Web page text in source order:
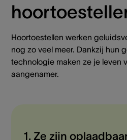
Hoortoestellen werken
nog zo veel meer. Dankzij hun
technologie maken ze je leven
aangenamer.
1. Ze zijn